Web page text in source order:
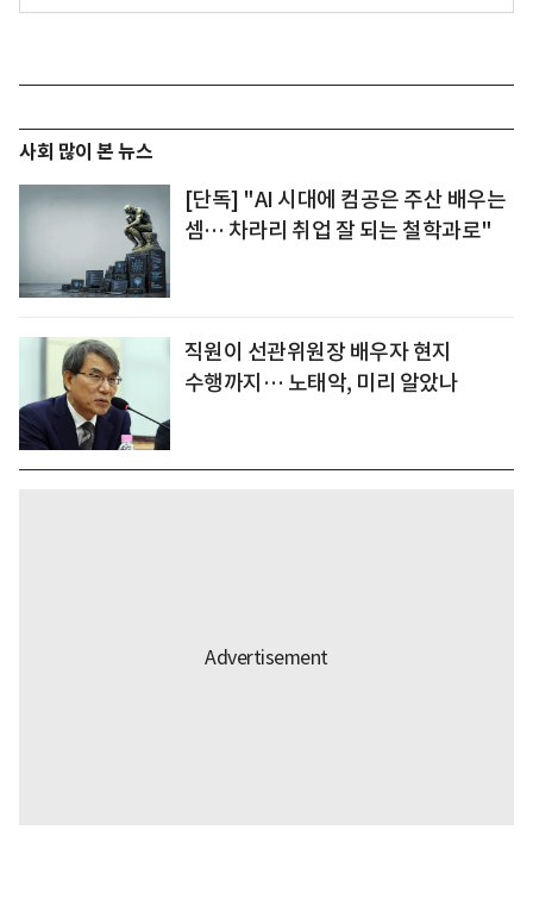
사회 많이 본 뉴스
[단독] "AI 시대에 컴공은 주산 배우는
셈… 차라리 취업 잘 되는 철학과로"
직원이 선관위원장 배우자 현지
수행까지… 노태악, 미리 알았나